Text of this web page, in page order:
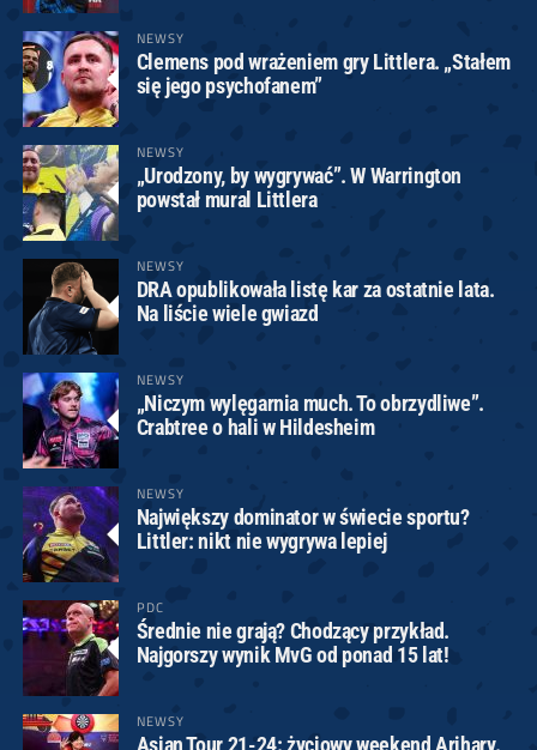
NEWSY
Clemens pod wrażeniem gry Littlera. „Stałem
się jego psychofanem”
NEWSY
„Urodzony, by wygrywać”. W Warrington
powstał mural Littlera
NEWSY
DRA opublikowała listę kar za ostatnie lata.
Na liście wiele gwiazd
NEWSY
„Niczym wylęgarnia much. To obrzydliwe”.
Crabtree o hali w Hildesheim
NEWSY
Największy dominator w świecie sportu?
Littler: nikt nie wygrywa lepiej
PDC
Średnie nie grają? Chodzący przykład.
Najgorszy wynik MvG od ponad 15 lat!
NEWSY
Asian Tour 21-24: życiowy weekend Arihary.